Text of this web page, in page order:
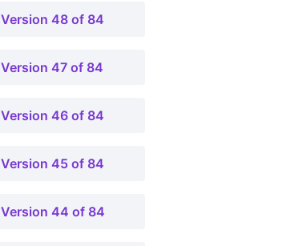
Version 48 of 84
Version 47 of 84
Version 46 of 84
Version 45 of 84
Version 44 of 84